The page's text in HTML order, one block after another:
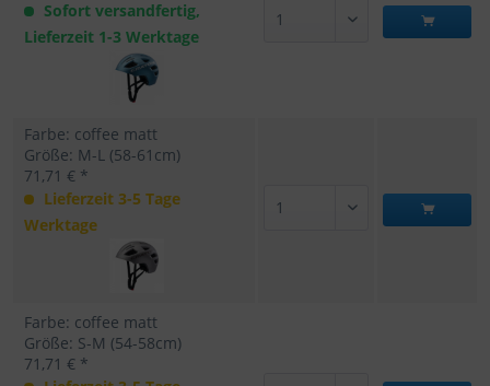
Sofort versandfertig,
Lieferzeit 1-3 Werktage
Farbe: coffee matt
Größe: M-L (58-61cm)
71,71 € *
Lieferzeit 3-5 Tage
Werktage
Farbe: coffee matt
Größe: S-M (54-58cm)
71,71 € *